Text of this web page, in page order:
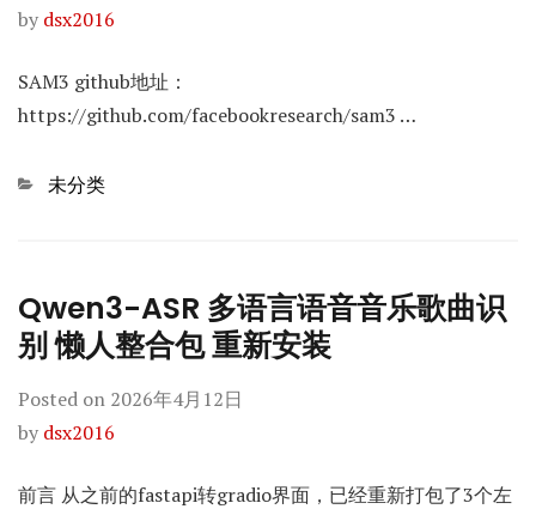
by dsx2016
SAM3 github地址：
https://github.com/facebookresearch/sam3 …
Categories
未分类
Qwen3-ASR 多语言语音音乐歌曲识
别 懒人整合包 重新安装
Posted on 2026年4月12日
by dsx2016
前言 从之前的fastapi转gradio界面，已经重新打包了3个左